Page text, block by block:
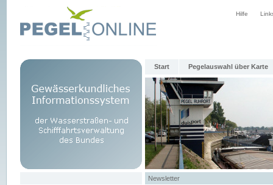
Hilfe
Start Pegelauswahl über Karte
Newsletter